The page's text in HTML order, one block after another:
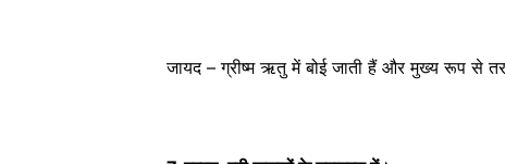
जायद – ग्रीष्म ऋतु में बोई जाती हैं और मुख्य रूप से